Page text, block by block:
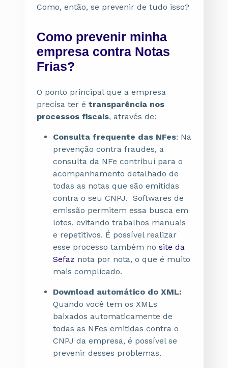
Como, então, se prevenir de tudo isso?
Como prevenir minha
empresa contra Notas
Frias?
O ponto principal que a empresa
precisa ter é transparência nos
processos fiscais, através de:
Consulta frequente das NFes: Na
prevenção contra fraudes, a
consulta da NFe contribui para o
acompanhamento detalhado de
todas as notas que são emitidas
contra o seu CNPJ. Softwares de
emissão permitem essa busca em
lotes, evitando trabalhos manuais
e repetitivos. É possível realizar
esse processo também no site da
Sefaz nota por nota, o que é muito
mais complicado.
Download automático do XML:
Quando você tem os XMLs
baixados automaticamente de
todas as NFes emitidas contra o
CNPJ da empresa, é possível se
prevenir desses problemas.